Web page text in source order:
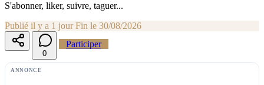
S'abonner, liker, suivre, taguer...
Publié il y a 1 jour Fin le 30/08/2026
0
Participer
ANNONCE